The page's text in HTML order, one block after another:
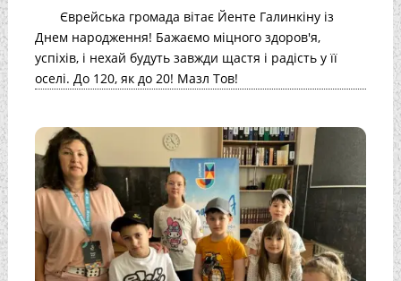
Єврейська громада вітає Йенте Галинкіну із
Днем народження! Бажаємо міцного здоров'я,
успіхів, і нехай будуть завжди щастя і радість у її
оселі. До 120, як до 20! Мазл Тов!